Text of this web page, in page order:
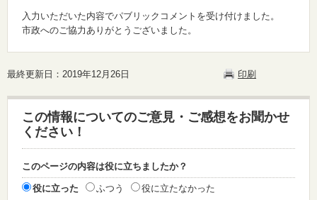
入力いただいた内容でパブリックコメントを受け付けました。
市政へのご協力ありがとうございました。
最終更新日：2019年12月26日 印刷
この情報についてのご意見・ご感想をお聞かせ
ください！
このページの内容は役に立ちましたか？
役に立った ふつう 役に立たなかった